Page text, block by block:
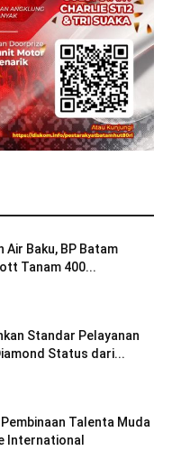
Air Baku, BP Batam
Tanam 400...
Standar Pelayanan
Status dari...
Talenta Muda
International